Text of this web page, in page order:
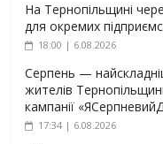
На Тернопільщині
для окремих
18:00 | 6.08.2026
Серпень —
жителів
кампанії
17:34 | 6.08.2026